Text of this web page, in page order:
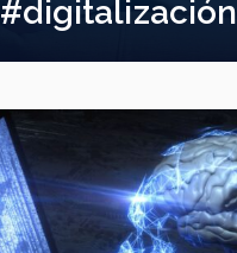
#digitalización